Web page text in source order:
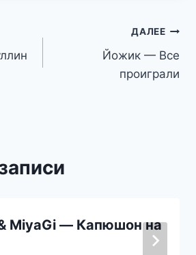
ДАЛЕЕ
Йожик — Все
проиграли
MiyaGi — Капюшон на